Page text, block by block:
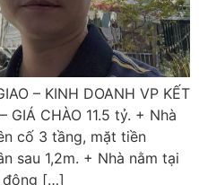
– KINH DOANH VP KẾT
GIÁ CHÀO 11.5 tỷ. + Nhà
cố 3 tầng, mặt tiền
sau 1,2m. + Nhà nằm tại
đông […]